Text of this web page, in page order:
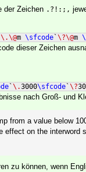
der Zeichen .?!:;,
\.\@m \sfcode `\?\@m
dieser Zeichen
`\.3000\sfcode `\?
nach Groß- und
from a value below
effect on the interword
zu können, wenn